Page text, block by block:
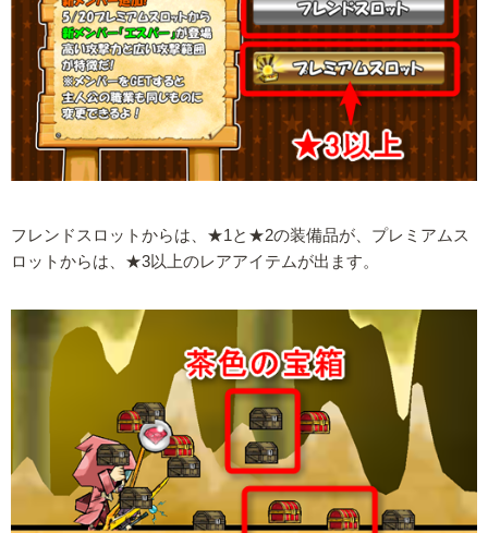
フレンドスロットからは、★1と★2の装備品が、プレミアムス
ロットからは、★3以上のレアアイテムが出ます。